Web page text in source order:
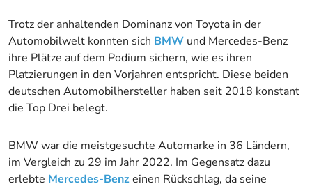
Trotz der anhaltenden Dominanz von Toyota in der
Automobilwelt konnten sich BMW und Mercedes-Benz
ihre Plätze auf dem Podium sichern, wie es ihren
Platzierungen in den Vorjahren entspricht. Diese beiden
deutschen Automobilhersteller haben seit 2018 konstant
die Top Drei belegt.
BMW war die meistgesuchte Automarke in 36 Ländern,
im Vergleich zu 29 im Jahr 2022. Im Gegensatz dazu
erlebte Mercedes-Benzeinen Rückschlag, da seine